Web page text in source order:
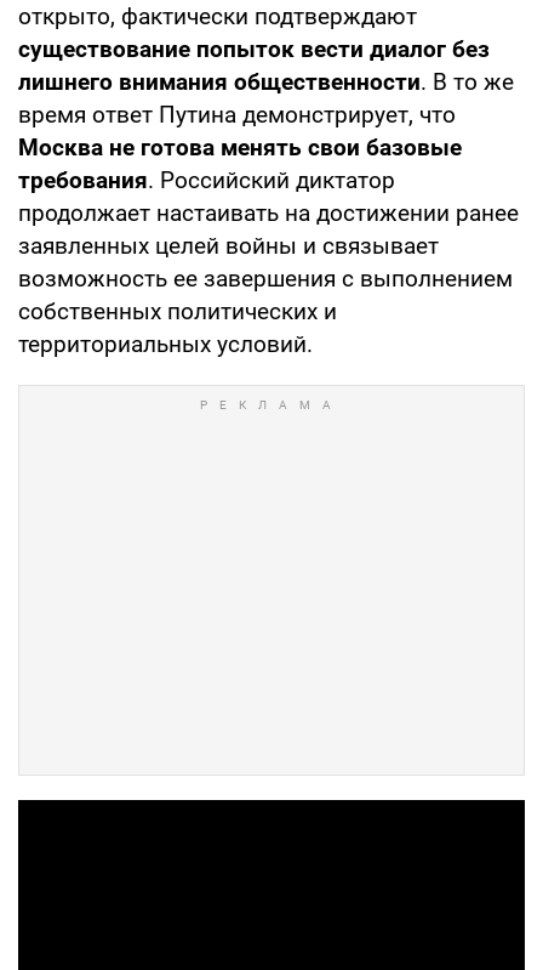
открыто, фактически подтверждают
существование попыток вести диалог без
лишнего внимания общественности. В то же
время ответ Путина демонстрирует, что
Москва не готова менять свои базовые
требования. Российский диктатор
продолжает настаивать на достижении ранее
заявленных целей войны и связывает
возможность ее завершения с выполнением
собственных политических и
территориальных условий.